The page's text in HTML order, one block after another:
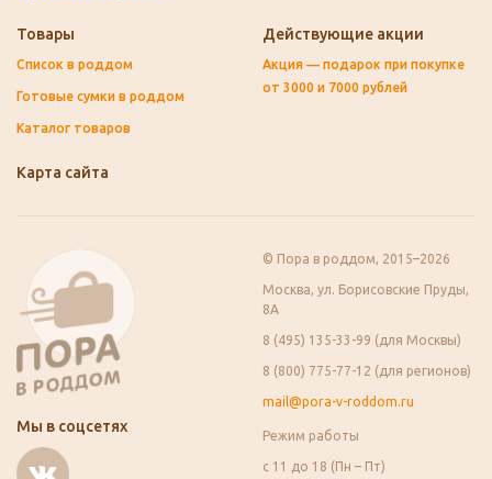
Товары
Список в роддом
Готовые сумки в роддом
Каталог товаров
Действующие акции
Акция — подарок при покупке
от 3000 и 7000 рублей
Карта сайта
Мы в соцсетях
© Пора в роддом, 2015–2026
Москва, ул. Борисовские Пруды,
8А
8 (495) 135-33-99 (для Москвы)
8 (800) 775-77-12 (для регионов)
mail@pora-v-roddom.ru
Режим работы
с 11 до 18 (Пн – Пт)